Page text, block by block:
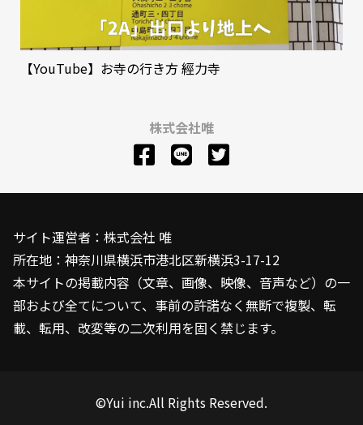
【YouTube】お寺の行き方 經力寺
株式会社唯
サイト運営者：株式会社 唯
所在地：神奈川県横浜市港北区新横浜3-17-12
本サイトの掲載内容（文章、画像、映像、音声など）の一
部および全てについて、事前の許諾なく無断で複製、転
載、転用、改変等の二次利用を固く禁じます。
©Yui inc.All Rights Reserved.